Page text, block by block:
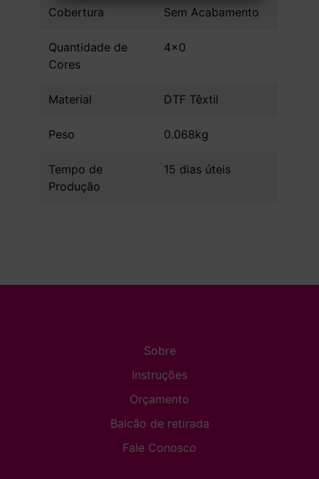
Cobertura Sem Acabamento
Quantidade de
Cores
4x0
Material DTF Têxtil
Peso 0.068kg
Tempo de
Produção
15 dias úteis
Sobre
Instruções
Orçamento
Balcão de retirada
Fale Conosco